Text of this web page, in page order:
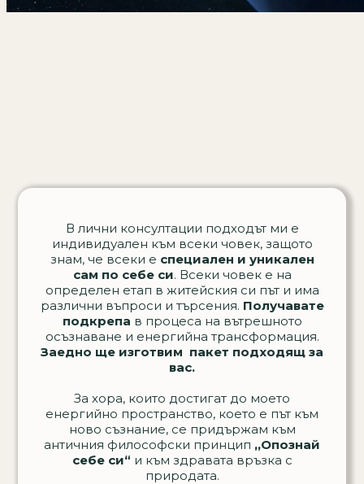
В лични консултации подходът ми е
индивидуален към всеки човек, защото
знам, че всеки е специален и уникален
сам по себе си. Всеки човек е на
определен етап в житейския си път и има
различни въпроси и търсения. Получавате
подкрепа в процеса на вътрешното
осъзнаване и енергийна трансформация.
Заедно ще изготвим пакет подходящ за
вас.
За хора, които достигат до моето
енергийно пространство, което е път към
ново съзнание, се придържам към
античния философски принцип ,,Опознай
себе си“ и към здравата връзка с
природата.